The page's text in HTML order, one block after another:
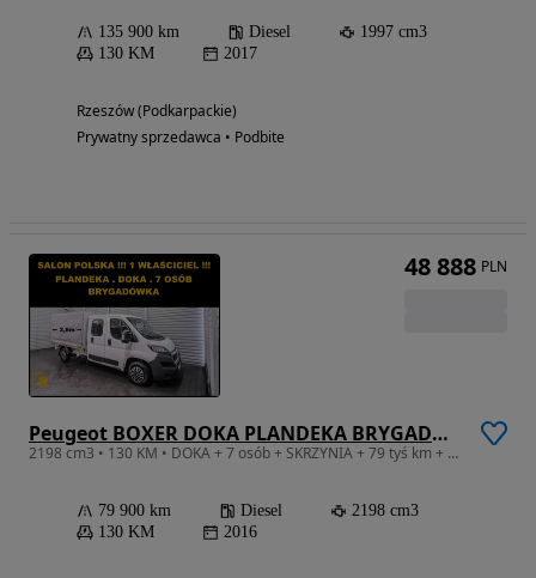
135 900 km Diesel
1997 cm3
130 KM
2017
Rzeszów (Podkarpackie)
Prywatny sprzedawca • Podbite
Peugeot BOXER DOKA PLANDEKA BRYGADÓWKA 7 OSÓB
2198 cm3 • 130 KM • DOKA + 7 osób + SKRZYNIA + 79 tyś km + Salon POLSKA + SERWIS !!!
79 900 km Diesel
2198 cm3
130 KM
2016
48 888 PLN